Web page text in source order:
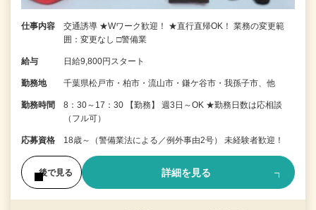
仕事内容
交通誘導 ★Wワーク歓迎！ ★直行直帰OK！ 業務の変更範
囲：変更なし □警備業
給与 日給9,800円スタート
勤務地 千葉県松戸市・柏市・流山市・鎌ケ谷市・我孫子市、他
勤務時間
8：30～17：30 【勤務】 週3日～OK ★勤務日数は応相談
（フル可）
応募資格 18歳～（警備業法による／例外事由2号） 未経験者歓迎！
後で見る 詳細を見る